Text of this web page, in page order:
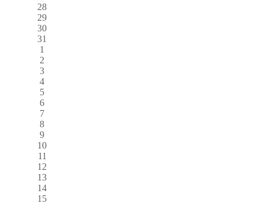
28
29
30
31
1
2
3
4
5
6
7
8
9
10
11
12
13
14
15